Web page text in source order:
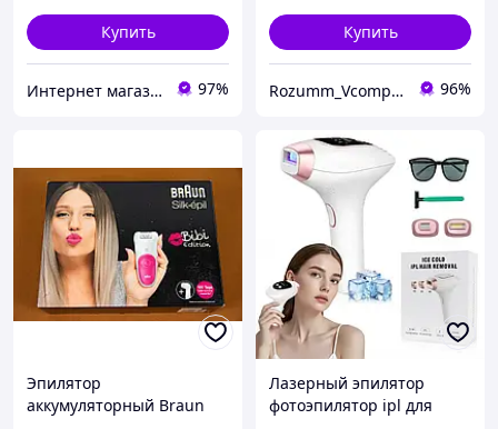
Купить
Интернет магазин "Select Store" 🛒 Только качественные товары по лучшим ценам ✅ 97%
Купить
Rozumm_VcompanY 96%
Эпилятор
аккумуляторный Braun
Лазерный эпилятор
фотоэпилятор ipl для